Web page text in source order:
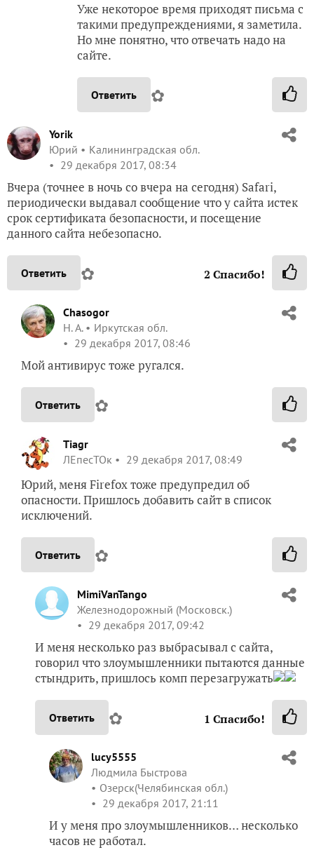
Уже некоторое время приходят письма с
такими предупреждениями, я заметила.
Но мне понятно, что отвечать надо на
сайте.
Ответить ✿
Yorik
Юрий
Калининградская обл.
29 декабря 2017, 08:34
Вчера (точнее в ночь со вчера на сегодня) Safari,
периодически выдавал сообщение что у сайта истек
срок сертификата безопасности, и посещение
данного сайта небезопасно.
Ответить ✿ 2 Спасибо!
Chasogor
Н. А.
Иркутская обл.
29 декабря 2017, 08:46
Мой антивирус тоже ругался.
Ответить ✿
Tiagr
ЛЕпесТОк
29 декабря 2017, 08:49
Юрий, меня Firefox тоже предупредил об
опасности. Пришлось добавить сайт в список
исключений.
Ответить ✿
MimiVanTango
Железнодорожный (Московск.)
29 декабря 2017, 09:42
И меня несколько раз выбрасывал с сайта,
говорил что злоумышленники пытаются данные
стындрить, пришлось комп перезагружать
Ответить ✿ 1 Спасибо!
lucy5555
Людмила Быстрова
Озерск(Челябинская обл.)
29 декабря 2017, 21:11
И у меня про злоумышленников… несколько
часов не работал.